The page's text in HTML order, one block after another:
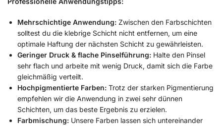
Mehrschichtige Anwendung: Zwischen den Farbschichten
solltest du die klebrige Schicht nicht entfernen, um eine
optimale Haftung der nächsten Schicht zu gewährleisten.
Geringer Druck & flache Pinselführung: Halte den Pinsel
sehr flach und arbeite mit wenig Druck, damit sich die Farbe
gleichmäßig verteilt.
Hochpigmentierte Farben: Trotz der starken Pigmentierung
empfehlen wir die Anwendung in zwei sehr dünnen
Schichten, um das beste Ergebnis zu erzielen.
Farbmischung: Unsere Farben lassen sich untereinander